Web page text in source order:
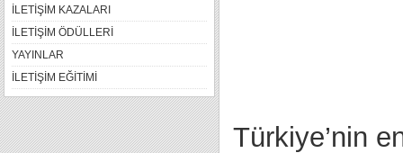
Türkiye’nin
İLETİŞİM KAZALARI
İLETİŞİM ÖDÜLLERİ
YAYINLAR
İLETİŞİM EĞİTİMİ